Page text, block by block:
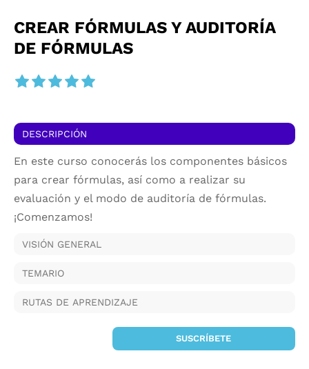
CREAR FÓRMULAS Y AUDITORÍA
DE FÓRMULAS
DESCRIPCIÓN
En este curso conocerás los componentes básicos
para crear fórmulas, así como a realizar su
evaluación y el modo de auditoría de fórmulas.
¡Comenzamos!
VISIÓN GENERAL
TEMARIO
RUTAS DE APRENDIZAJE
SUSCRÍBETE